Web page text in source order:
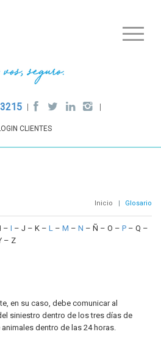
CLIENTES
Inicio | Glosario
– I – J – K – L – M – N – Ñ – O – P – Q –
– Z
en su caso, debe comunicar al
siniestro dentro de los tres días de
dentro de las 24 horas.